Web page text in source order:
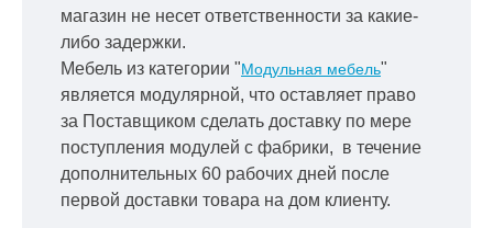
магазин не несет ответственности за какие-
либо задержки.
Мебель из категории "Модульная мебель"
является модулярной, что оставляет право
за Поставщиком сделать доставку по мере
поступления модулей с фабрики, в течение
дополнительных 60 рабочих дней после
первой доставки товара на дом клиенту.